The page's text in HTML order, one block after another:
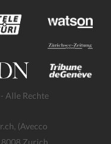
Alle Rechte
(Avecco